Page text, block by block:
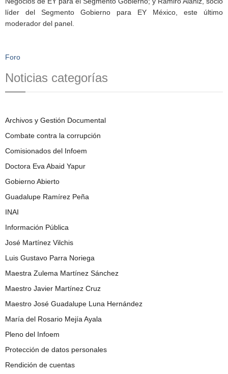
líder del Segmento Gobierno para EY México, este último
moderador del panel.
Foro
Noticias categorías
Archivos y Gestión Documental
Combate contra la corrupción
Comisionados del Infoem
Doctora Eva Abaid Yapur
Gobierno Abierto
Guadalupe Ramírez Peña
INAI
Información Pública
José Martínez Vilchis
Luis Gustavo Parra Noriega
Maestra Zulema Martínez Sánchez
Maestro Javier Martínez Cruz
Maestro José Guadalupe Luna Hernández
María del Rosario Mejía Ayala
Pleno del Infoem
Protección de datos personales
Rendición de cuentas